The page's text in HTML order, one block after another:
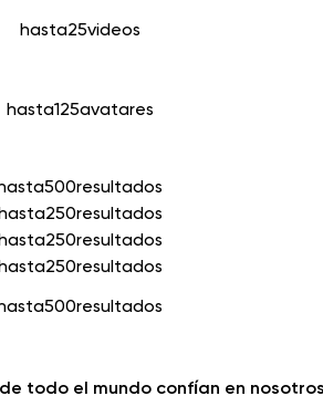
hasta25videos
hasta125avatares
500resultados
250resultados
250resultados
250resultados
500resultados
todo el mundo confían en nosotros